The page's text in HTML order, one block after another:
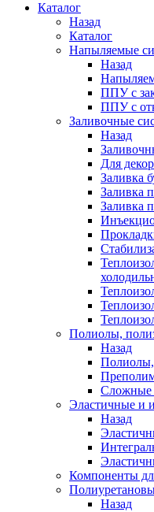
Каталог
Назад
Каталог
Напыляемые
Назад
ППУ с
ППУ с
Заливочные
Назад
Для
Заливка
Заливка
Заливка
Полиолы,
Назад
Сложные
Эластичные и
Назад
Компоненты
Назад